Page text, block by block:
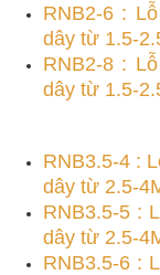
RNB2-6 :
dây từ 1.5-
RNB2-8 :
dây từ 1.5-
RNB3.5-4 :
dây từ 2.5-
RNB3.5-5 :
dây từ 2.5-
RNB3.5-6 :